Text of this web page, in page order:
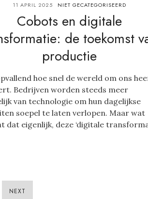
11 APRIL 2025 NIET GECATEGORISEERD
Cobots en digitale
de toekomst
productie
hoe snel de wereld om ons
Bedrijven worden steeds meer
van technologie om hun dagelijkse
soepel te laten verlopen. Maar wat
dat eigenlijk, deze ‘digitale
NEXT